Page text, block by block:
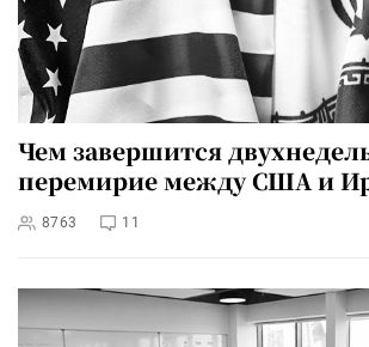
Чем завершится
перемирие между США и
8763 11